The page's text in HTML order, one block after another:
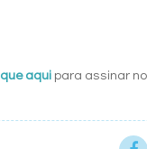
aquipara assinar